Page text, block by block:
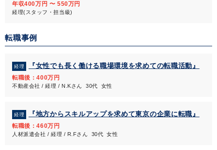
年収400万円 〜 550万円
経理(スタッフ・担当級)
転職事例
経理 『女性でも長く働ける職場環境を求めての転職活動』
転職後：400万円
不動産会社 / 経理 / N.Kさん 30代 女性
経理 『地方からスキルアップを求めて東京の企業に転職』
転職後：460万円
人材派遣会社 / 経理 / R.Fさん 30代 女性